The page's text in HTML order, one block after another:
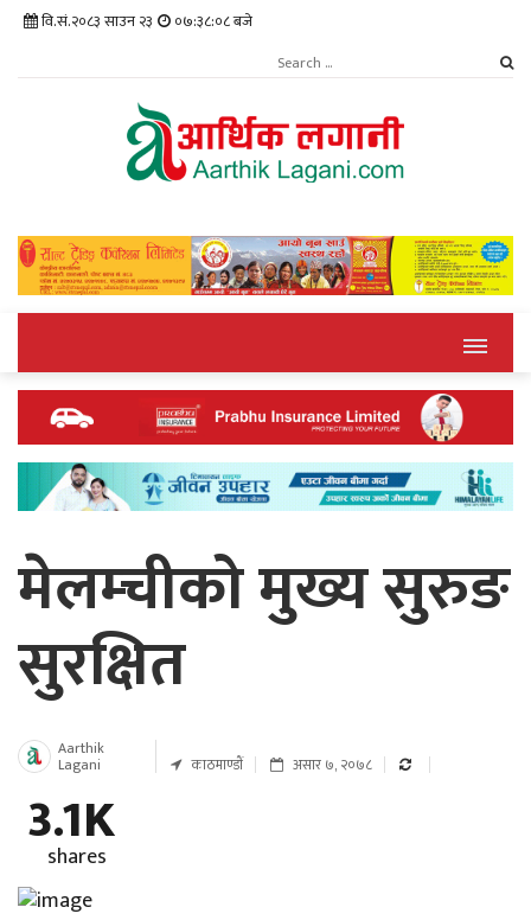
वि.सं.२०८३ साउन २३ ०७:३८:०९ बजे
मेलम्चीको मुख्य सुरुङ
सुरक्षित
Aarthik
Lagani काठमाण्डाैं असार ७, २०७८
3.1K
shares